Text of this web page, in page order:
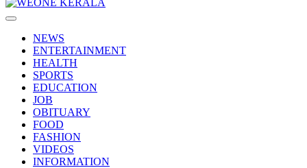
Primary
NEWS
ENTERTAINMENT
HEALTH
SPORTS
EDUCATION
JOB
OBITUARY
FOOD
FASHION
VIDEOS
INFORMATION